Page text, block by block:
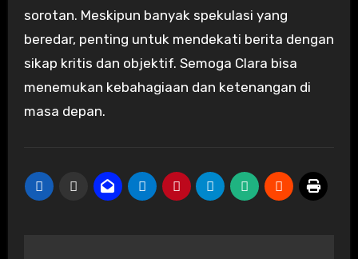
sorotan. Meskipun banyak spekulasi yang
beredar, penting untuk mendekati berita dengan
sikap kritis dan objektif. Semoga Clara bisa
menemukan kebahagiaan dan ketenangan di
masa depan.